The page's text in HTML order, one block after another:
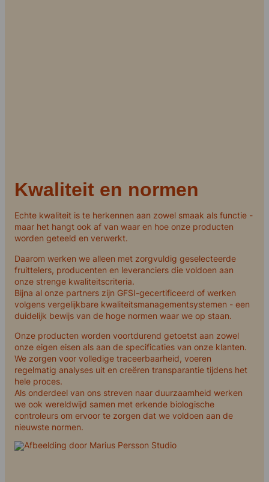
Kwaliteit en normen
Echte kwaliteit is te herkennen aan zowel smaak als functie -
maar het hangt ook af van waar en hoe onze producten
worden geteeld en verwerkt.
Daarom werken we alleen met zorgvuldig geselecteerde
fruittelers, producenten en leveranciers die voldoen aan
onze strenge kwaliteitscriteria.
Bijna al onze partners zijn GFSI-gecertificeerd of werken
volgens vergelijkbare kwaliteitsmanagementsystemen - een
duidelijk bewijs van de hoge normen waar we op staan.
Onze producten worden voortdurend getoetst aan zowel
onze eigen eisen als aan de specificaties van onze klanten.
We zorgen voor volledige traceerbaarheid, voeren
regelmatig analyses uit en creëren transparantie tijdens het
hele proces.
Als onderdeel van ons streven naar duurzaamheid werken
we ook wereldwijd samen met erkende biologische
controleurs om ervoor te zorgen dat we voldoen aan de
nieuwste normen.